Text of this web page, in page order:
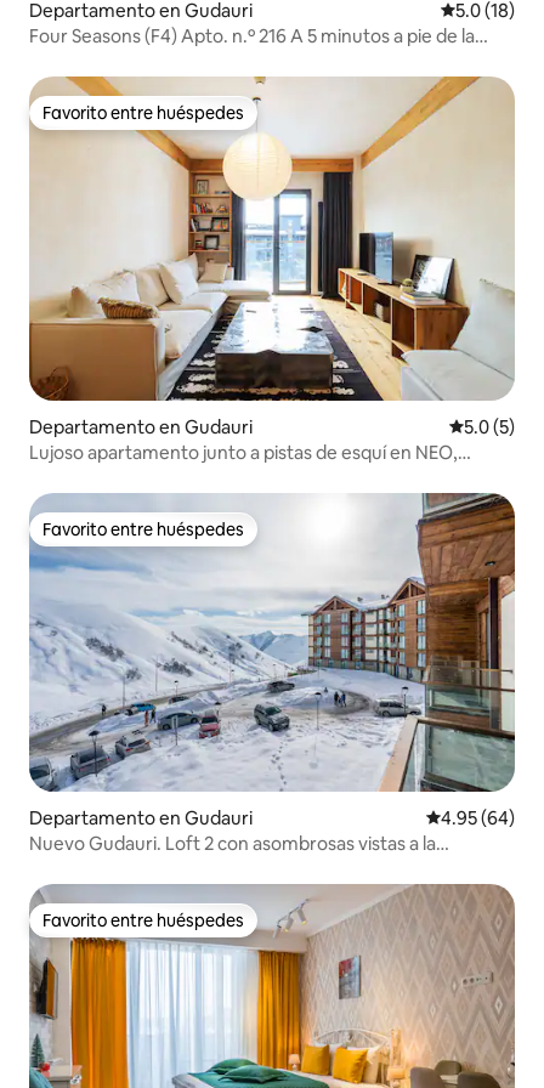
Departamento en Gudauri Calificación
5.0 (18)
Four Seasons (F4) Apto. n.º 216 A 5 minutos a pie de la
Favorito entre huéspedes
Favorito entre huéspedes
Departamento en Gudauri
5.0 (5)
Lujoso apartamento junto a pistas de esquí en NEO,
Favorito entre huéspedes
Favorito entre huéspedes
Departamento en Gudauri Calificación
4.95 (64)
Nuevo Gudauri. Loft 2 con asombrosas vistas a la
Favorito entre huéspedes
Favorito entre huéspedes